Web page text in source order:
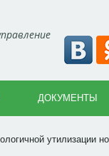
ДОКУМЕНТЫ
утилизации